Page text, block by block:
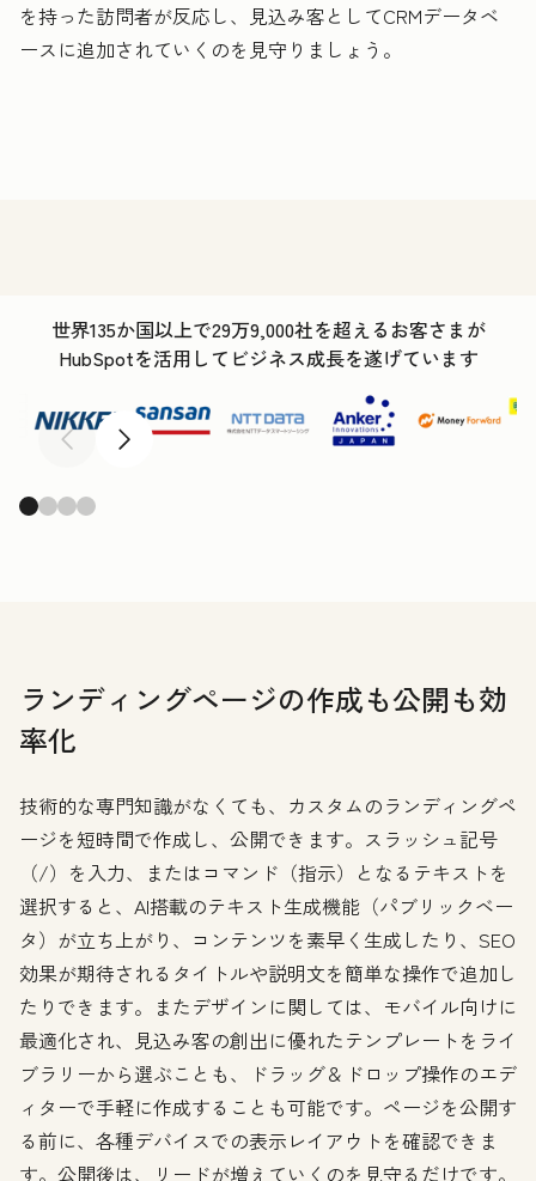
を持った訪問者が反応し、見込み客としてCRMデータベ
ースに追加されていくのを見守りましょう。
世界135か国以上で29万9,000社を超えるお客さまが
HubSpotを活用してビジネス成長を遂げています
前へ 次へ
ランディングページの作成も公開も効
率化
技術的な専門知識がなくても、カスタムのランディングペ
ージを短時間で作成し、公開できます。スラッシュ記号
（/）を入力、またはコマンド（指示）となるテキストを
選択すると、AI搭載のテキスト生成機能（パブリックベー
タ）が立ち上がり、コンテンツを素早く生成したり、SEO
効果が期待されるタイトルや説明文を簡単な操作で追加し
たりできます。またデザインに関しては、モバイル向けに
最適化され、見込み客の創出に優れたテンプレートをライ
ブラリーから選ぶことも、ドラッグ＆ドロップ操作のエデ
ィターで手軽に作成することも可能です。ページを公開す
る前に、各種デバイスでの表示レイアウトを確認できま
す。公開後は、リードが増えていくのを見守るだけです。